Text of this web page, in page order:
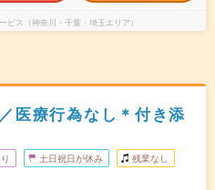
ビス（神奈川・千葉・埼玉エリア）
医療行為なし＊付き添
土日祝日が休み 残業なし